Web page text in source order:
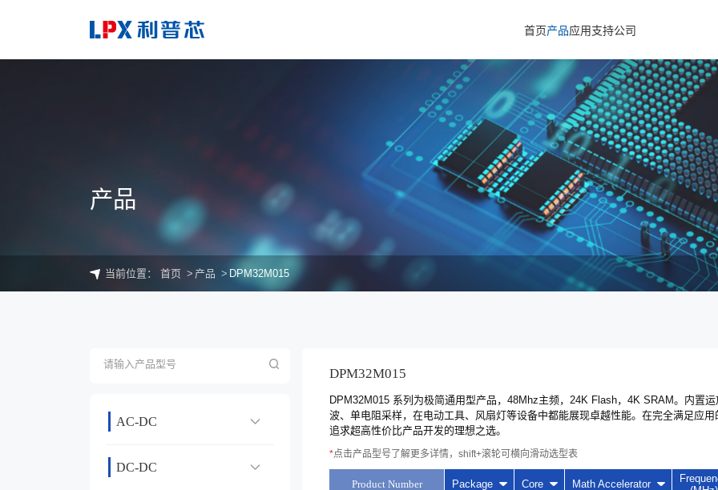
首页产品应用支持公司
产品
当前位置： 首页 产品 DPM32M015
AC-DC
DC-DC
DPM32M015
DPM32M015 系列为极简通用型产品，48Mhz主频，24K Flash，4K SRAM。内置
波、单电阻采样，在电动工具、风扇灯等设备中都能展现卓越性能。在完全满足应
追求超高性价比产品开发的理想之选。
*点击产品型号了解更多详情，shift+滚轮可横向滑动选型表